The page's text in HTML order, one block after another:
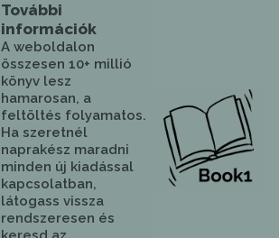
További
információk
A weboldalon
összesen 10+ millió
könyv lesz
hamarosan, a
feltöltés folyamatos.
Ha szeretnél
naprakész maradni
minden új kiadással
kapcsolatban,
látogass vissza
rendszeresen és